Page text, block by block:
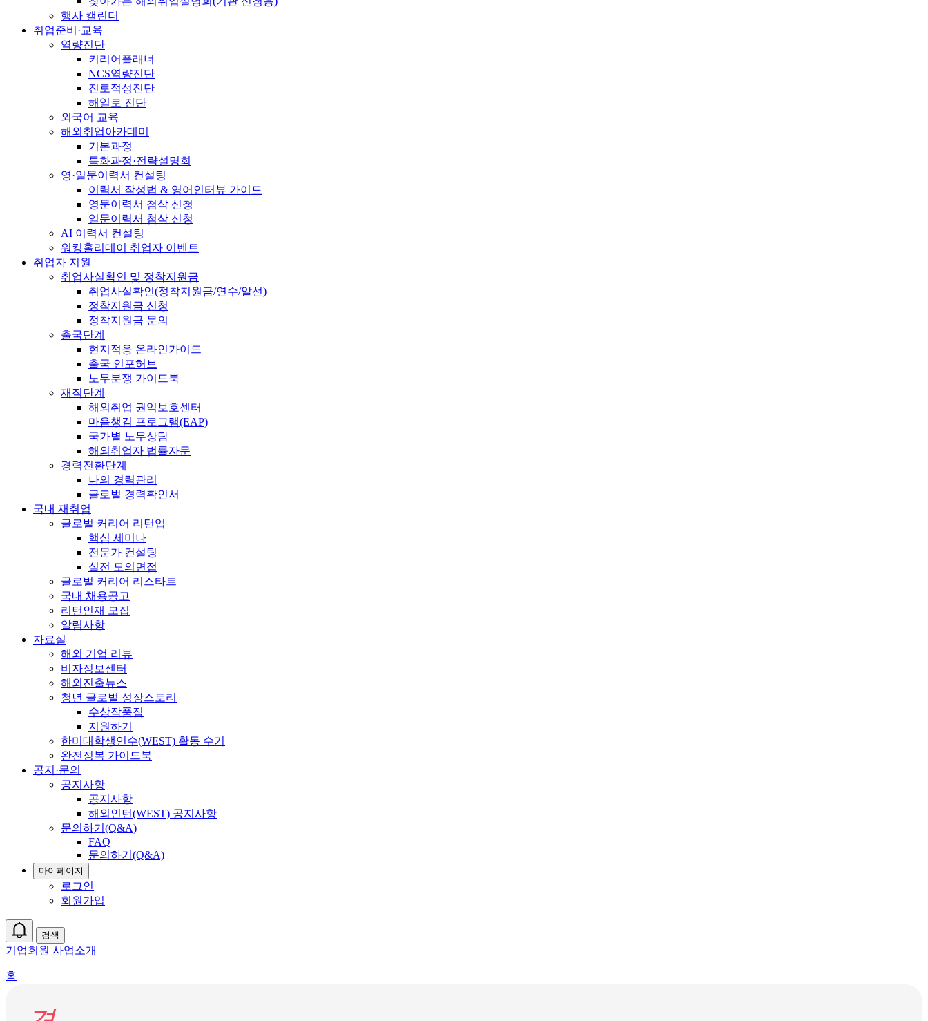
행사 캘린더
취업준비·교육
역량진단
커리어플래너
NCS역량진단
진로적성진단
해일로 진단
외국어 교육
해외취업아카데미
기본과정
특화과정·전략설명회
영·일문이력서 컨설팅
이력서 작성법 & 영어인터뷰 가이드
영문이력서 첨삭 신청
일문이력서 첨삭 신청
AI 이력서 컨설팅
워킹홀리데이 취업자 이벤트
취업자 지원
취업사실확인 및 정착지원금
취업사실확인(정착지원금/연수/알선)
정착지원금 신청
정착지원금 문의
출국단계
현지적응 온라인가이드
출국 인포허브
노무분쟁 가이드북
재직단계
해외취업 권익보호센터
마음챙김 프로그램(EAP)
국가별 노무상담
해외취업자 법률자문
경력전환단계
나의 경력관리
글로벌 경력확인서
국내 재취업
글로벌 커리어 리턴업
핵심 세미나
전문가 컨설팅
실전 모의면접
글로벌 커리어 리스타트
국내 채용공고
리턴인재 모집
알림사항
자료실
해외 기업 리뷰
비자정보센터
해외진출뉴스
청년 글로벌 성장스토리
수상작품집
지원하기
한미대학생연수(WEST) 활동 수기
완전정복 가이드북
공지·문의
공지사항
공지사항
해외인턴(WEST) 공지사항
문의하기(Q&A)
FAQ
문의하기(Q&A)
마이페이지
로그인
회원가입
검색
기업회원 사업소개
홈